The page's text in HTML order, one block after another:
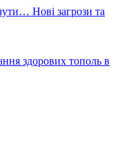
Нові загрози та
здорових тополь в